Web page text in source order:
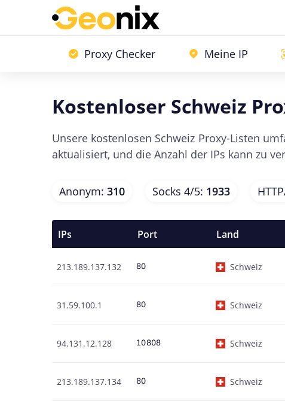
Proxy Checker Meine IP
Kostenloser Schweiz
Unsere kostenlosen Schweiz Proxy-Listen
aktualisiert, und die Anzahl der IPs kann zu
Anonym: 310 Socks 4/5: 1933
IPs Port Land
213.189.137.132 Schweiz
31.59.100.1 Schweiz
94.131.12.128 Schweiz
213.189.137.134 Schweiz